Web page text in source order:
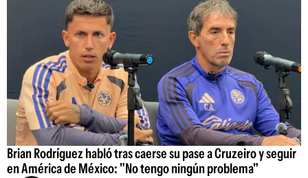
Brian Rodríguez habló tras caerse su pase a Cruzeiro y seguir
en América de México: "No tengo ningún problema"